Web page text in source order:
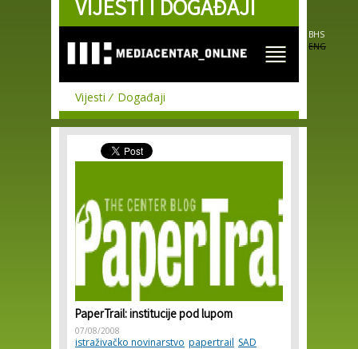
Skip to
main
VIJESTI I DOGAĐAJI
BHS
ENG
Vijesti Događaji
PaperTrail: institucije pod lupom
07/08/2008
istraživačko novinarstvo papertrail SAD